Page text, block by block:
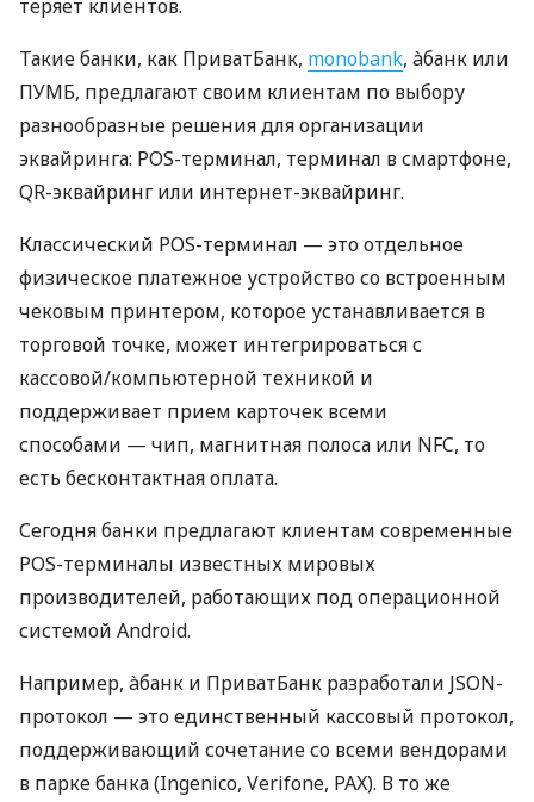
теряет клиентов.
Такие банки, как ПриватБанк, monobank, àбанк или
ПУМБ, предлагают своим клиентам по выбору
разнообразные решения для организации
эквайринга: POS-терминал, терминал в смартфоне,
QR-эквайринг или интернет-эквайринг.
Классический POS-терминал — это отдельное
физическое платежное устройство со встроенным
чековым принтером, которое устанавливается в
торговой точке, может интегрироваться с
кассовой/компьютерной техникой и
поддерживает прием карточек всеми
способами — чип, магнитная полоса или NFC, то
есть бесконтактная оплата.
Сегодня банки предлагают клиентам современные
POS-терминалы известных мировых
производителей, работающих под операционной
системой Android.
Например, àбанк и ПриватБанк разработали JSON-
протокол — это единственный кассовый протокол,
поддерживающий сочетание со всеми вендорами
в парке банка (Ingenico, Verifone, PAX). В то же